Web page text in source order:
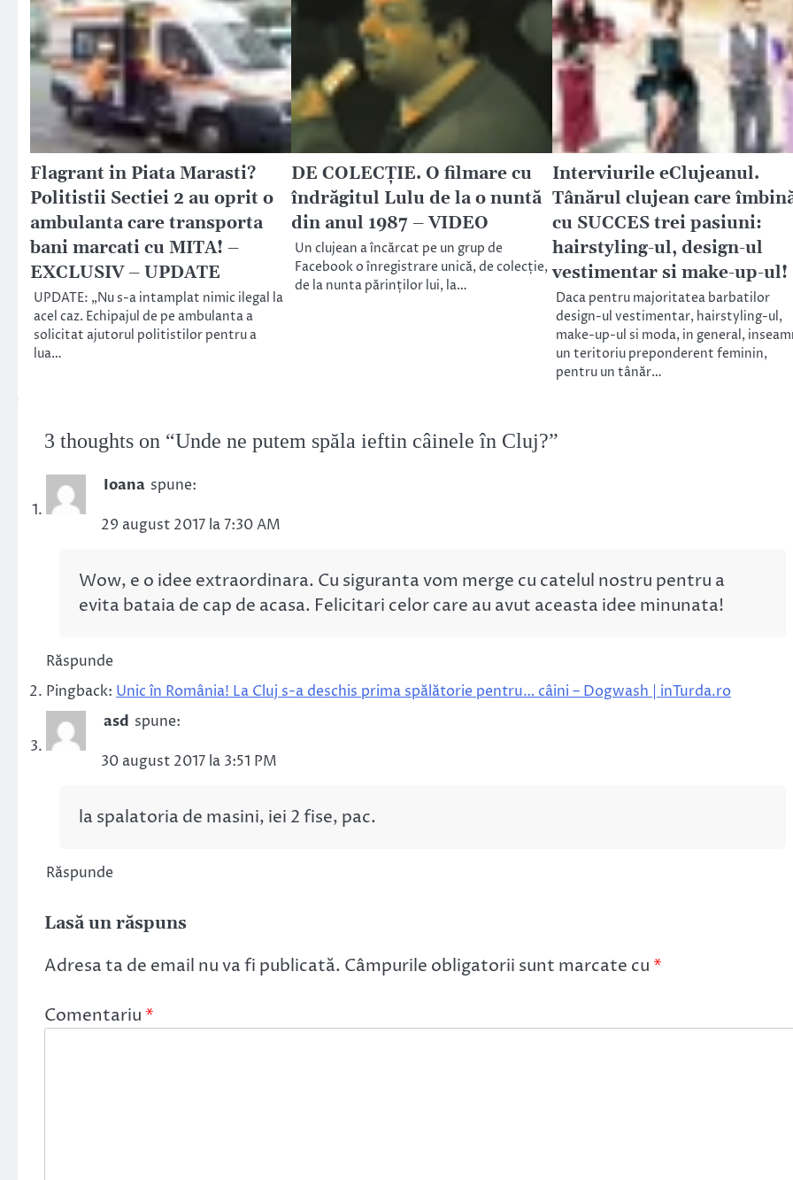
Flagrant in Piata Marasti?
Politistii Sectiei 2 au oprit o
ambulanta care transporta
bani marcati cu MITA! –
EXCLUSIV – UPDATE
UPDATE: „Nu s-a intamplat nimic ilegal la
acel caz. Echipajul de pe ambulanta a
solicitat ajutorul politistilor pentru a
lua…
DE COLECȚIE. O filmare cu
îndrăgitul Lulu de la o nuntă
din anul 1987 – VIDEO
Un clujean a încărcat pe un grup de
Facebook o înregistrare unică, de colecție,
de la nunta părinților lui, la…
Interviurile eClujeanul.
Tânărul clujean care
cu SUCCES trei pasiuni:
hairstyling-ul, design-ul
vestimentar si make-up-ul!
Daca pentru majoritatea barbatilor
design-ul vestimentar, hairstyling-ul,
make-up-ul si moda, in general,
un teritoriu preponderent feminin,
pentru un tânăr…
3 thoughts on “Unde ne putem spăla ieftin câinele în Cluj?”
Ioana spune:
29 august 2017 la 7:30 AM
Wow, e o idee extraordinara. Cu siguranta vom merge cu catelul nostru pentru a
evita bataia de cap de acasa. Felicitari celor care au avut aceasta idee minunata!
Răspunde
Pingback: Unic în România! La Cluj s-a deschis prima spălătorie pentru… câini – Dogwash | inTurda.ro
asd spune:
30 august 2017 la 3:51 PM
la spalatoria de masini, iei 2 fise, pac.
Răspunde
Lasă un răspuns
Adresa ta de email nu va fi publicată. Câmpurile obligatorii sunt marcate cu *
Comentariu *